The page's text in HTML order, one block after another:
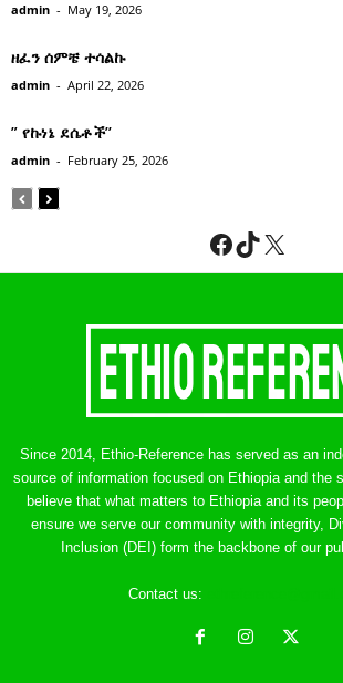
admin - May 19, 2026
ዘፈን ሰምቼ ተሳልኩ
admin - April 22, 2026
” የኩነኔ ደሴቶች’’
admin - February 25, 2026
Facebook
TikTok
X
Since 2014, Ethio-Reference has served as an
source of information focused on Ethiopia and the
believe that what matters to Ethiopia and its
ensure we serve our community with integrity,
Inclusion (DEI) form the backbone of our
Contact us: